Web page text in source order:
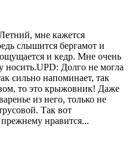
мне кажется
слышится бергамот и
и кедр. Мне очень
носить.UPD: Долго не могла
сильно напоминает, так
то это крыжовник! Даже
из него, только не
Так вот
нравится...